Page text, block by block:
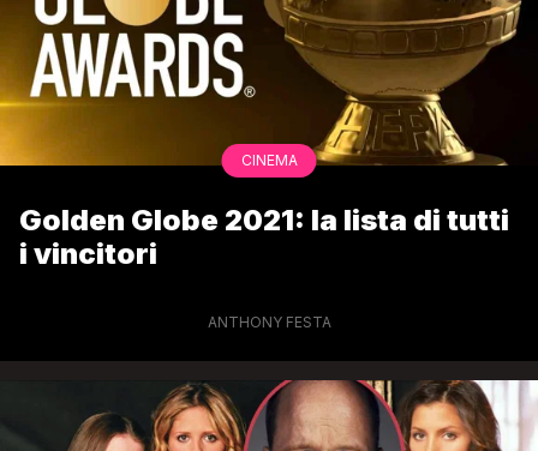
CINEMA
Golden Globe 2021: la lista di tutti
i vincitori
ANTHONY FESTA